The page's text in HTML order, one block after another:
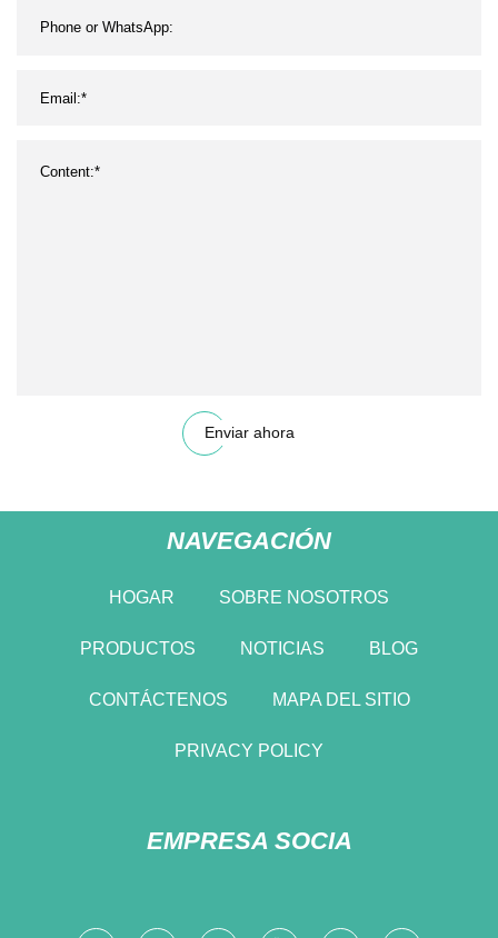
Enviar ahora
NAVEGACIÓN
HOGAR SOBRE NOSOTROS
PRODUCTOS NOTICIAS BLOG
CONTÁCTENOS MAPA DEL SITIO
PRIVACY POLICY
EMPRESA SOCIA